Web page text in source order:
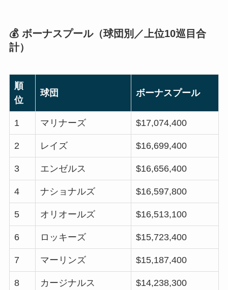
💰 ボーナスプール（球団別／上位10巡目合
計）
順
位
球団 ボーナスプール
1 マリナーズ $17,074,400
2 レイズ $16,699,400
3 エンゼルス $16,656,400
4 ナショナルズ $16,597,800
5 オリオールズ $16,513,100
6 ロッキーズ $15,723,400
7 マーリンズ $15,187,400
8 カージナルス $14,238,300